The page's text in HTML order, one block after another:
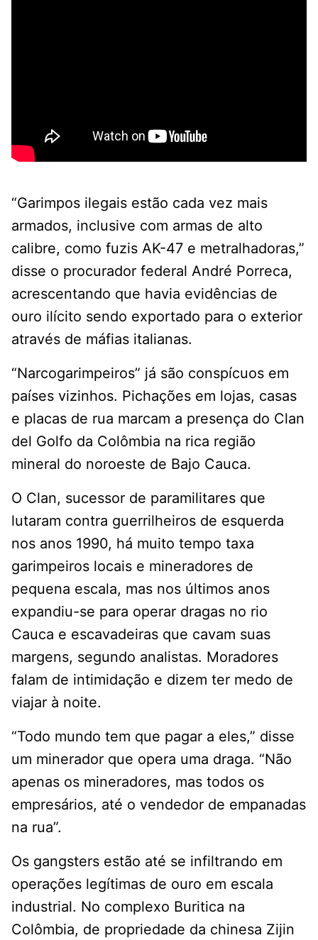
“Garimpos ilegais estão cada vez mais
armados, inclusive com armas de alto
calibre, como fuzis AK-47 e metralhadoras,”
disse o procurador federal André Porreca,
acrescentando que havia evidências de
ouro ilícito sendo exportado para o exterior
através de máfias italianas.
“Narcogarimpeiros” já são conspícuos em
países vizinhos. Pichações em lojas, casas
e placas de rua marcam a presença do Clan
del Golfo da Colômbia na rica região
mineral do noroeste de Bajo Cauca.
O Clan, sucessor de paramilitares que
lutaram contra guerrilheiros de esquerda
nos anos 1990, há muito tempo taxa
garimpeiros locais e mineradores de
pequena escala, mas nos últimos anos
expandiu-se para operar dragas no rio
Cauca e escavadeiras que cavam suas
margens, segundo analistas. Moradores
falam de intimidação e dizem ter medo de
viajar à noite.
“Todo mundo tem que pagar a eles,” disse
um minerador que opera uma draga. “Não
apenas os mineradores, mas todos os
empresários, até o vendedor de empanadas
na rua”.
Os gangsters estão até se infiltrando em
operações legítimas de ouro em escala
industrial. No complexo Buritica na
Colômbia, de propriedade da chinesa Zijin